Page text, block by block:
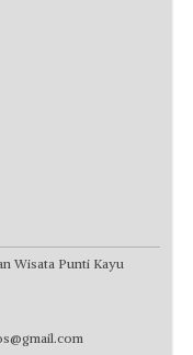
Wisata Punti Kayu